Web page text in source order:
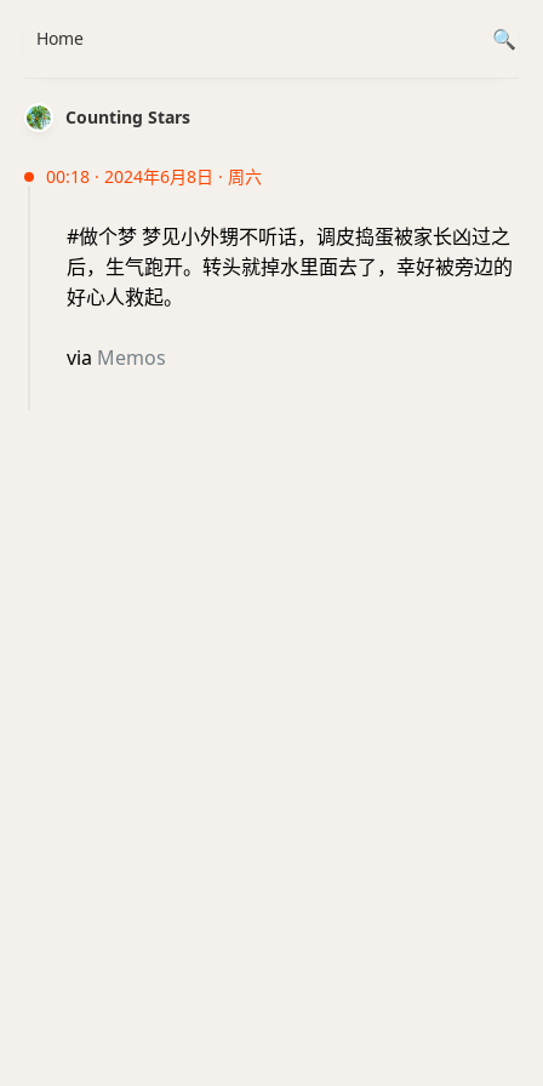
Counting Stars
00:18 · 2024年6月8日 · 周六
#做个梦 梦见小外甥不听话，调皮捣蛋被家长凶过之
后，生气跑开。转头就掉水里面去了，幸好被旁边的
好心人救起。
via Memos
Home